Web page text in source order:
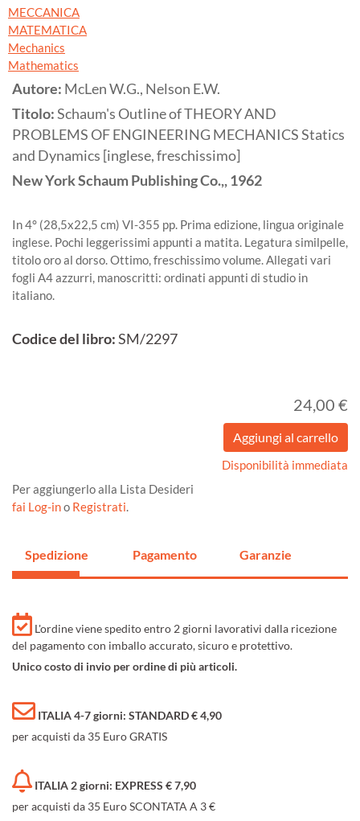
MECCANICA
MATEMATICA
Mechanics
Mathematics
Autore: McLen W.G., Nelson E.W.
Titolo:Schaum's Outline of THEORY AND
PROBLEMS OF ENGINEERING MECHANICS Statics
and Dynamics [inglese, freschissimo]
New YorkSchaum Publishing Co.,,1962
In 4° (28,5x22,5 cm) VI-355 pp. Prima edizione, lingua originale
inglese. Pochi leggerissimi appunti a matita. Legatura similpelle,
titolo oro al dorso. Ottimo, freschissimo volume. Allegati vari
fogli A4 azzurri, manoscritti: ordinati appunti di studio in
italiano.
Codice del libro:SM/2297
24,00 €
Disponibilità immediata
Per aggiungerlo alla Lista Desideri
fai Log-ino Registrati.
Spedizione Pagamento Garanzie
L'ordine viene spedito entro 2 giorni lavorativi dalla ricezione
del pagamento con imballo accurato, sicuro e protettivo.
Unico costo di invio per ordine di più articoli.
ITALIA 4-7 giorni: STANDARD € 4,90
per acquisti da 35 Euro GRATIS
ITALIA 2 giorni: EXPRESS € 7,90
per acquisti da 35 Euro SCONTATA A 3 €